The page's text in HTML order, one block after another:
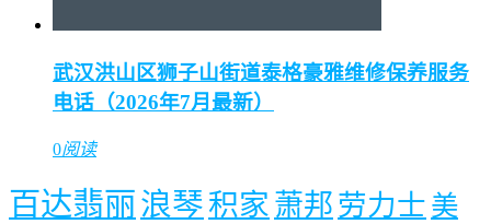
武汉洪山区狮子山街道泰格豪雅维修保养服务
电话（2026年7月最新）
0阅读
百达翡丽 浪琴积家 萧邦 劳力士 美